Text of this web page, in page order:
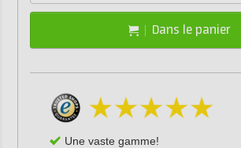
Dans le panier
Une vaste gamme!